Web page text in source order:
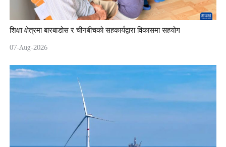
शिक्षा क्षेत्रमा बारबाडोस र चीनबीचको सहकार्यद्वारा विकासमा सहयोग
07-Aug-2026